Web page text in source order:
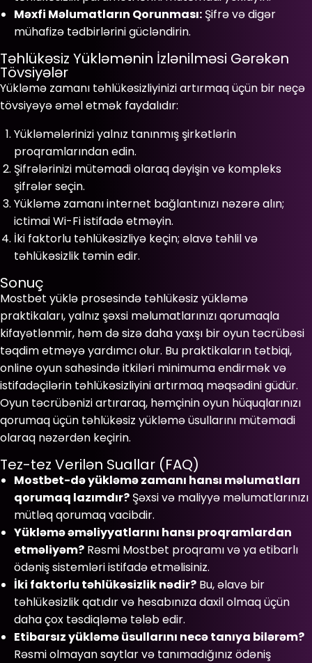
Məxfi Məlumatların Qorunması: Şifrə və digər
mühafizə tədbirlərini gücləndirin.
Təhlükəsiz Yükləmənin İzlənilməsi Gərəkən
Tövsiyələr
Yükləmə zamanı təhlükəsizliyinizi artırmaq üçün bir neçə
tövsiyəyə əməl etmək faydalıdır:
Yükləmələrinizi yalnız tanınmış şirkətlərin
proqramlarından edin.
Şifrələrinizi mütəmadi olaraq dəyişin və kompleks
şifrələr seçin.
Yükləmə zamanı internet bağlantınızı nəzərə alın;
ictimai Wi-Fi istifadə etməyin.
İki faktorlu təhlükəsizliyə keçin; əlavə təhlil və
təhlükəsizlik təmin edir.
Sonuç
Mostbet yüklə prosesində təhlükəsiz yükləmə
praktikaları, yalnız şəxsi məlumatlarınızı qorumaqla
kifayətlənmir, həm də sizə daha yaxşı bir oyun təcrübəsi
təqdim etməyə yardımcı olur. Bu praktikaların tətbiqi,
online oyun sahəsində itkiləri minimuma endirmək və
istifadəçilərin təhlükəsizliyini artırmaq məqsədini güdür.
Oyun təcrübənizi artıraraq, həmçinin oyun hüquqlarınızı
qorumaq üçün təhlükəsiz yükləmə üsullarını mütəmadi
olaraq nəzərdən keçirin.
Tez-tez Verilən Suallar (FAQ)
Mostbet-də yükləmə zamanı hansı məlumatları
qorumaq lazımdır? Şəxsi və maliyyə məlumatlarınızı
mütləq qorumaq vacibdir.
Yükləmə əməliyyatlarını hansı proqramlardan
etməliyəm? Rəsmi Mostbet proqramı və ya etibarlı
ödəniş sistemləri istifadə etməlisiniz.
İki faktorlu təhlükəsizlik nədir? Bu, əlavə bir
təhlükəsizlik qatıdır və hesabınıza daxil olmaq üçün
daha çox təsdiqləmə tələb edir.
Etibarsız yükləmə üsullarını necə tanıya bilərəm?
Rəsmi olmayan saytlar və tanımadığınız ödəniş